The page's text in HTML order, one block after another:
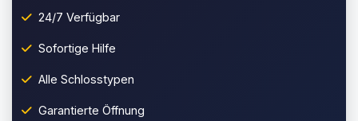
24/7 Verfügbar
Sofortige Hilfe
Alle Schlosstypen
Garantierte Öffnung